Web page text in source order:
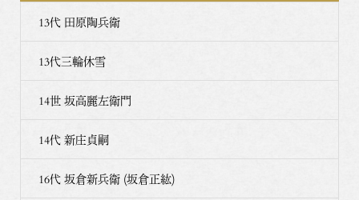
13代 田原陶兵衛
13代三輪休雪
14世 坂高麗左衛門
14代 新庄貞嗣
16代 坂倉新兵衛 (坂倉正紘)